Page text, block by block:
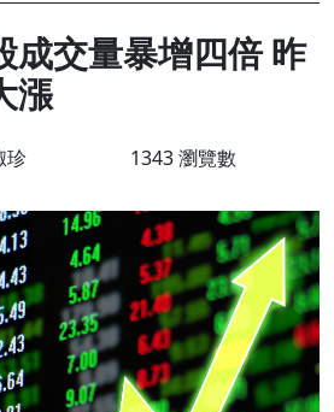
成交量暴增四倍 昨
漲
珍 1343 瀏覽數